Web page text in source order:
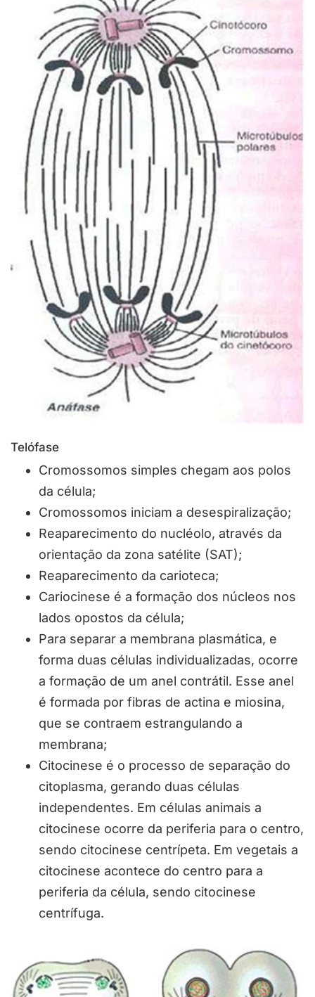
Telófase
Cromossomos simples chegam aos polos
da célula;
Cromossomos iniciam a desespiralização;
Reaparecimento do nucléolo, através da
orientação da zona satélite (SAT);
Reaparecimento da carioteca;
Cariocinese é a formação dos núcleos nos
lados opostos da célula;
Para separar a membrana plasmática, e
forma duas células individualizadas, ocorre
a formação de um anel contrátil. Esse anel
é formada por fibras de actina e miosina,
que se contraem estrangulando a
membrana;
Citocinese é o processo de separação do
citoplasma, gerando duas células
independentes. Em células animais a
citocinese ocorre da periferia para o centro,
sendo citocinese centrípeta. Em vegetais a
citocinese acontece do centro para a
periferia da célula, sendo citocinese
centrífuga.